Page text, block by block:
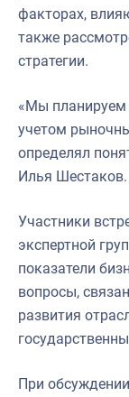
факторах,
также
стратегии.
«Мы планируем
учетом
определял
Илья Шестаков.
Участники
экспертной
показатели
вопросы,
развития
При